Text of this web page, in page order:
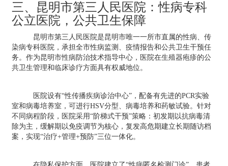
三、昆明市第三人民医院：性病专科
公立医院，公共卫生保障
昆明市第三人民医院是昆明市唯一一所市直属的性病、传
染病专科医院，承担全市性病监测、疫情报告和公共卫生干预任
务。作为昆明市性病防治技术指导中心，医院在生殖器疱疹的公
共卫生管理和临床诊疗方面具有权威地位。
医院设有“性传播疾病诊治中心”，配备有先进的PCR实验
室和病毒培养室，可进行HSV分型、病毒培养和药敏试验。针对
不同病程阶段，医院采用“阶梯式干预”策略：初发期以抗病毒清
除为主，缓解期以免疫调节为核心，复发高危期建立长期随访档
案，实现“治疗+管理+预防”三位一体化。